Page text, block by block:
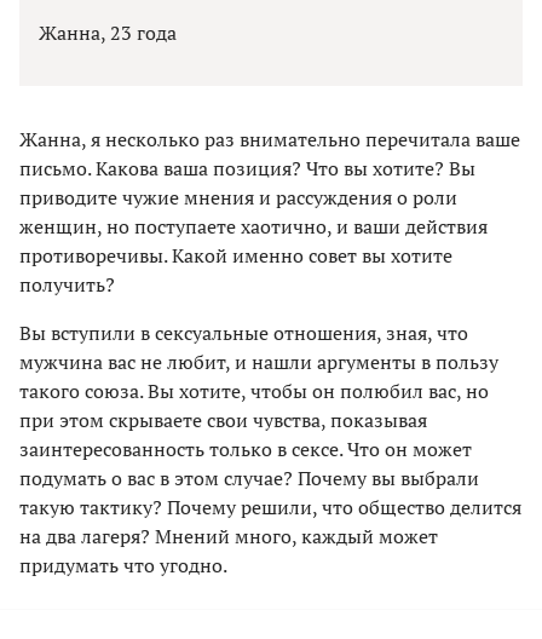
Жанна, 23 года
Жанна, я несколько раз внимательно перечитала ваше
письмо. Какова ваша позиция? Что вы хотите? Вы
приводите чужие мнения и рассуждения о роли
женщин, но поступаете хаотично, и ваши действия
противоречивы. Какой именно совет вы хотите
получить?
Вы вступили в сексуальные отношения, зная, что
мужчина вас не любит, и нашли аргументы в пользу
такого союза. Вы хотите, чтобы он полюбил вас, но
при этом скрываете свои чувства, показывая
заинтересованность только в сексе. Что он может
подумать о вас в этом случае? Почему вы выбрали
такую тактику? Почему решили, что общество делится
на два лагеря? Мнений много, каждый может
придумать что угодно.